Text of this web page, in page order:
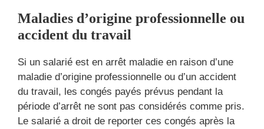
Maladies d’origine professionnelle ou
accident du travail
Si un salarié est en arrêt maladie en raison d’une
maladie d’origine professionnelle ou d’un accident
du travail, les congés payés prévus pendant la
période d’arrêt ne sont pas considérés comme pris.
Le salarié a droit de reporter ces congés après la